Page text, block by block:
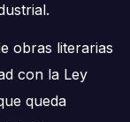
obras literarias
con la Ley
queda